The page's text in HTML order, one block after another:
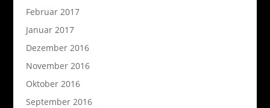
Februar 2017
Januar 2017
Dezember 2016
November 2016
Oktober 2016
September 2016